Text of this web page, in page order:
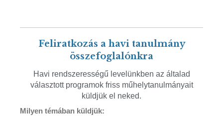
Feliratkozás a havi tanulmány
összefoglalónkra
Havi rendszerességű levelünkben az általad
választott programok friss műhelytanulmányait
küldjük el neked.
Milyen témában küldjük: